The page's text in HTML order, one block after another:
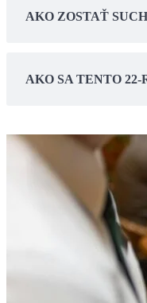
AKO ZOSTAŤ
AKO SA TENTO